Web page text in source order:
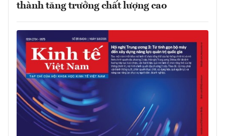
thành tăng trưởng chất lượng cao